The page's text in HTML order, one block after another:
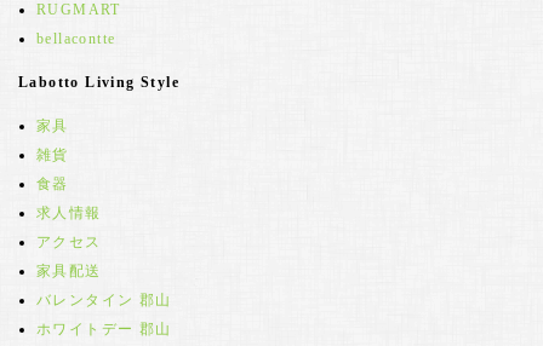
RUGMART
bellacontte
Labotto Living Style
家具
雑貨
食器
求人情報
アクセス
家具配送
バレンタイン 郡山
ホワイトデー 郡山